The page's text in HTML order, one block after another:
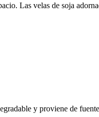
Las velas de soja
y proviene de